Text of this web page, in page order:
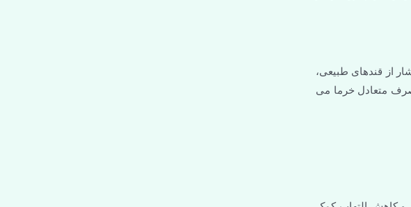
از قندهای طبیعی،
متعادل خرما می